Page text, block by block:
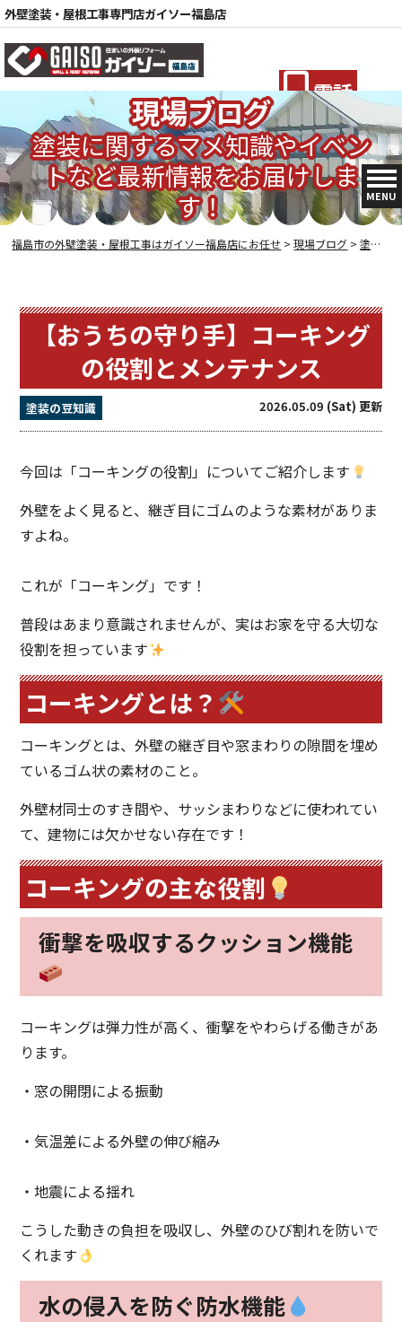
外壁塗装・屋根工事専門店ガイソー福島店
電話
MENU
現場ブログ
塗装に関するマメ知識やイベン
トなど最新情報をお届けしま
す！
福島市の外壁塗装・屋根工事はガイソー福島店にお任せ >現場ブログ >塗装の豆知識
【おうちの守り手】コーキング
の役割とメンテナンス
塗装の豆知識 2026.05.09 (Sat) 更新
今回は「コーキングの役割」についてご紹介します
外壁をよく見ると、継ぎ目にゴムのような素材がありま
すよね。
これが「コーキング」です！
普段はあまり意識されませんが、実はお家を守る大切な
役割を担っています
コーキングとは？
コーキングとは、外壁の継ぎ目や窓まわりの隙間を埋め
ているゴム状の素材のこと。
外壁材同士のすき間や、サッシまわりなどに使われてい
て、建物には欠かせない存在です！
コーキングの主な役割
衝撃を吸収するクッション機能
コーキングは弾力性が高く、衝撃をやわらげる働きがあ
ります。
・窓の開閉による振動
・気温差による外壁の伸び縮み
・地震による揺れ
こうした動きの負担を吸収し、外壁のひび割れを防いで
くれます
水の侵入を防ぐ防水機能